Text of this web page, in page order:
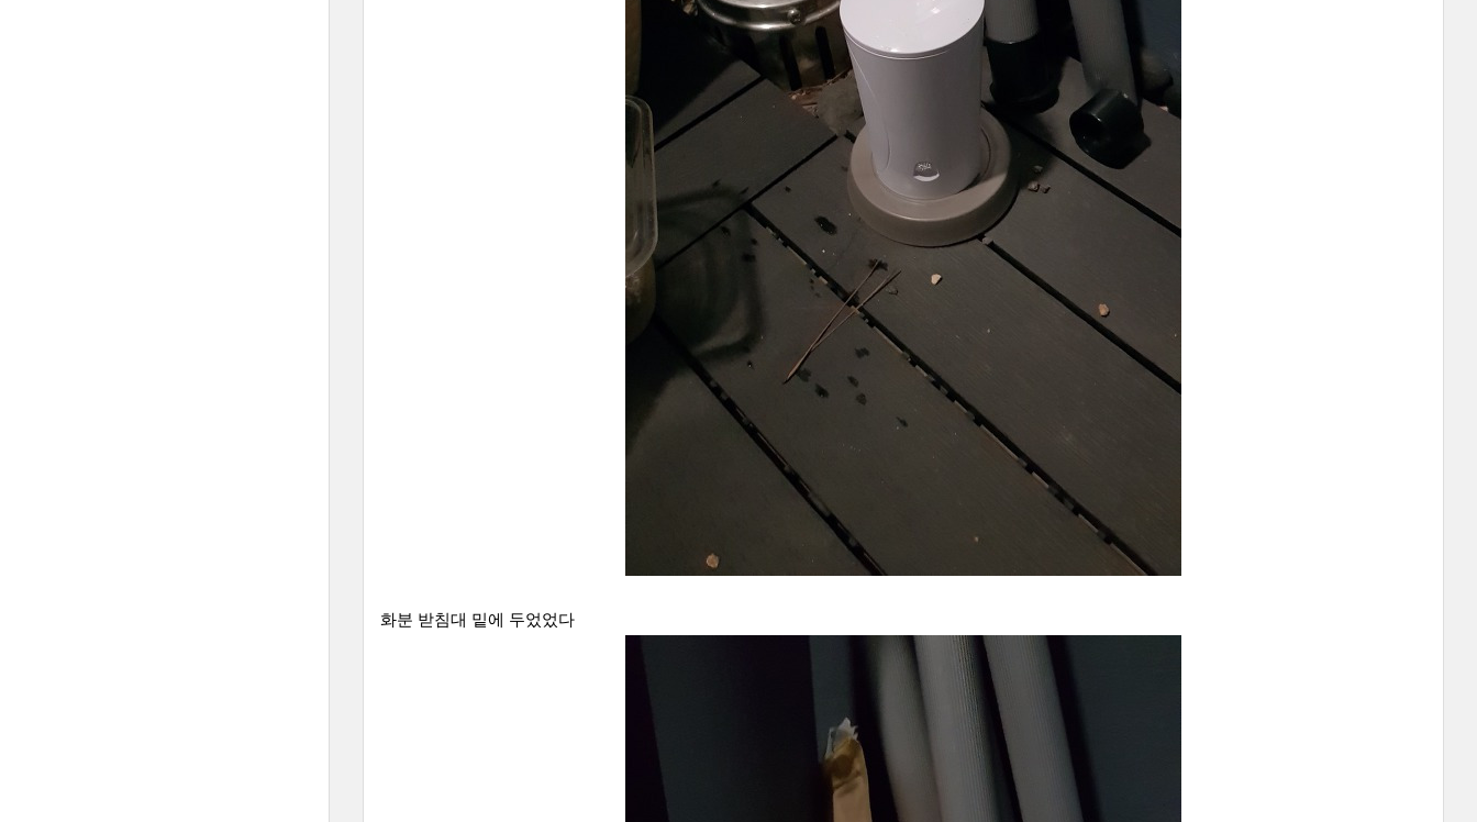
화분 받침대 밑에 두었었다